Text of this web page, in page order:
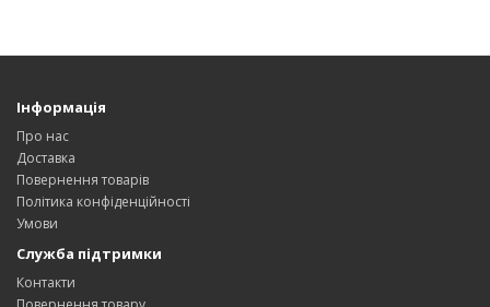
Інформація
Про нас
Доставка
Повернення товарів
Політика конфіденційності
Умови
Служба підтримки
Контакти